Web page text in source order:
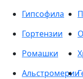
Гипсофила
Гортензии
Ромашки
Альстромерии